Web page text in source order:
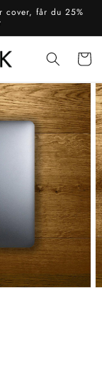
cover, får du 25%